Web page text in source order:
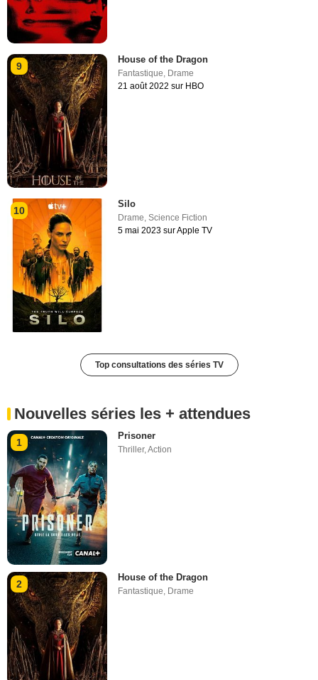
9
House of the Dragon
Fantastique Drame
21 août 2022 sur HBO
10
Silo
Drame,Science Fiction
5 mai 2023 sur Apple TV
Top consultations des séries TV
Nouvelles séries les + attendues
1
Prisoner
Thriller,Action
2
House of the Dragon
Fantastique Drame